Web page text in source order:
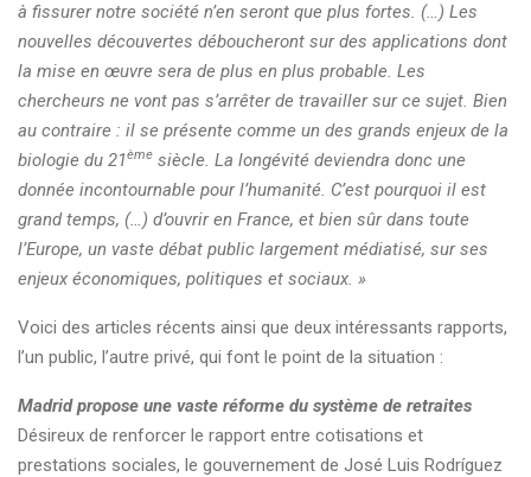
à fissurer notre société n’en seront que plus fortes. (…) Les
nouvelles découvertes déboucheront sur des applications dont
la mise en œuvre sera de plus en plus probable. Les
chercheurs ne vont pas s’arrêter de travailler sur ce sujet. Bien
au contraire : il se présente comme un des grands enjeux de la
biologie du 21ème siècle. La longévité deviendra donc une
donnée incontournable pour l’humanité. C’est pourquoi il est
grand temps, (…) d’ouvrir en France, et bien sûr dans toute
l’Europe, un vaste débat public largement médiatisé, sur ses
enjeux économiques, politiques et sociaux. »
Voici des articles récents ainsi que deux intéressants rapports,
l’un public, l’autre privé, qui font le point de la situation :
Madrid propose une vaste réforme du système de retraites
Désireux de renforcer le rapport entre cotisations et
prestations sociales, le gouvernement de José Luis Rodríguez